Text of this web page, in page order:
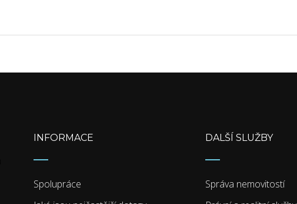
INFORMACE
Spolupráce
DALŠÍ SLUŽBY
Správa nemovitostí